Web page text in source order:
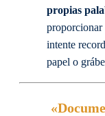
propias
proporcionar
intente
papel o